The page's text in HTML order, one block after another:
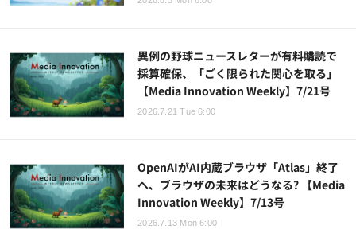
異例の野球ニュースレターが有料購読で
採算確保、「ごく限られた関心を取る」
【Media Innovation Weekly】7/21号
2026.7.21 Tue 6:00
OpenAIがAI内蔵ブラウザ「Atlas」終了
へ、ブラウザの未来はどうなる? 【Media
Innovation Weekly】7/13号
2026.7.13 Mon 6:00